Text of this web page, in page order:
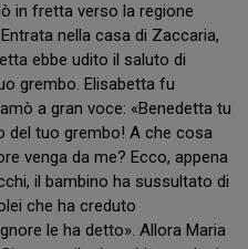
in fretta verso la regione
nella casa di Zaccaria,
ebbe udito il saluto di
grembo. Elisabetta fu
a gran voce: «Benedetta tu
del tuo grembo! A che cosa
venga da me? Ecco, appena
il bambino ha sussultato di
che ha creduto
le ha detto». Allora Maria